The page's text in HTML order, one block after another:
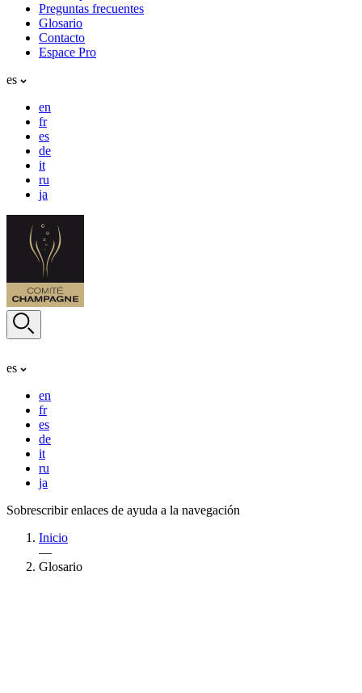
Preguntas frecuentes
Glosario
Contacto
Espace Pro
es
en
fr
es
de
it
ru
ja
es
en
fr
es
de
it
ru
ja
Sobrescribir enlaces de ayuda a la navegación
Inicio
—
Glosario